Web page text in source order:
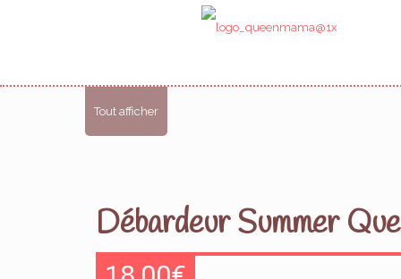
Tout afficher
Débardeur Summer